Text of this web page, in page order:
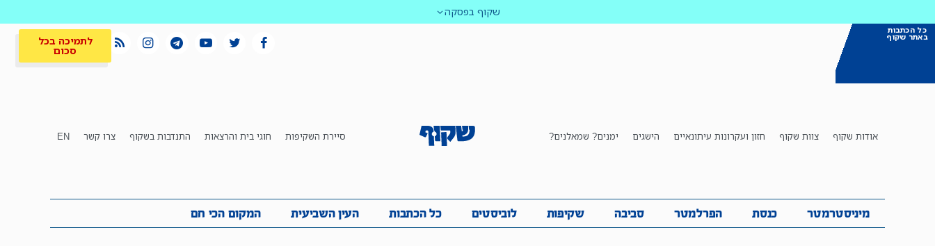
שקוף בפסקה
כל הכתבות
באתר שקוף לתמיכה בכל
סכום
אודות שקוף צוות שקוף חזון ועקרונות עיתונאיים הישגים ימנים? שמאלנים? סיירת השקיפות חוגי בית והרצאות התנדבות בשקוף צרו קשר EN
מיניסטרמטר כנסת הפרלמטר סביבה שקיפות לוביסטים כל הכתבות העין השביעית המקום הכי חם
מיניסטרמטר כנסת הפרלמטר סביבה שקיפות לוביסטים כל הכתבות העין השביעית המקום הכי חם לתמיכה בכל